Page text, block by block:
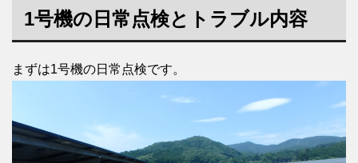
1号機の日常点検とトラブル内容
まずは1号機の日常点検です。